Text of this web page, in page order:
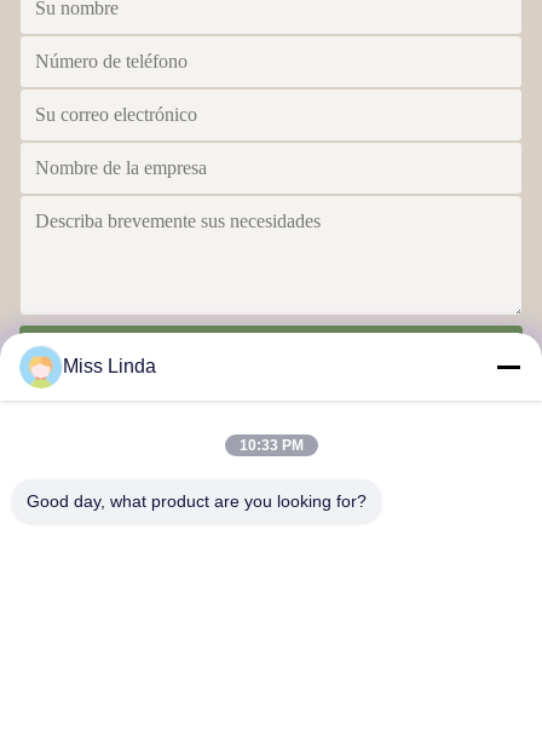
Miss Linda
10:33 PM
Good day, what product are you looking for?